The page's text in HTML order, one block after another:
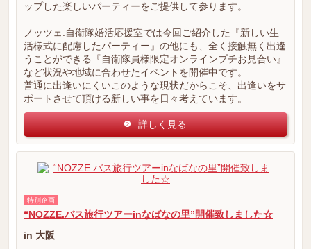
ップした楽しいパーティーをご提供して参ります。
ノッツェ.自衛隊婚活応援室では今回ご紹介した『新しい生
活様式に配慮したパーティー』の他にも、全く接触無く出逢
うことができる『自衛隊員様限定オンラインプチお見合い』
など状況や地域に合わせたイベントを開催中です。
普通に出逢いにくいこのような現状だからこそ、出逢いをサ
ポートさせて頂ける新しい事を日々考えています。
詳しく見る
特別企画
“NOZZE.バス旅行ツアーinなばなの里”開催致しました☆
in 大阪